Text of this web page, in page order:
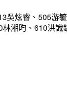
吳炫睿、505游
湘昀、610洪